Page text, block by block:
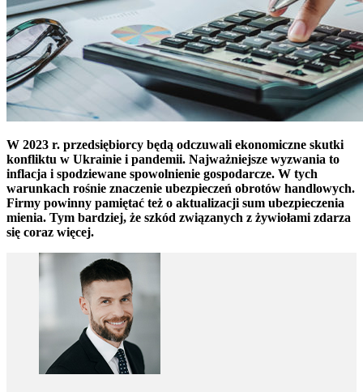
W 2023 r. przedsiębiorcy będą odczuwali ekonomiczne skutki
konfliktu w Ukrainie i pandemii. Najważniejsze wyzwania to
inflacja i spodziewane spowolnienie gospodarcze. W tych
warunkach rośnie znaczenie ubezpieczeń obrotów handlowych.
Firmy powinny pamiętać też o aktualizacji sum ubezpieczenia
mienia. Tym bardziej, że szkód związanych z żywiołami zdarza
się coraz więcej.